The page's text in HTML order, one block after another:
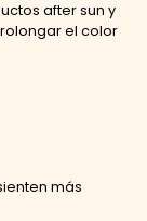
after sun y
el color
más